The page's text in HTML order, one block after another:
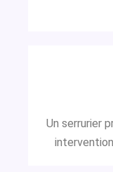
Un serrurier